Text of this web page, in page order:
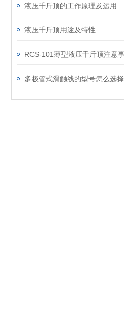
液压千斤顶的工作原理及运用
液压千斤顶用途及特性
多极管式滑触线的型号怎么选择